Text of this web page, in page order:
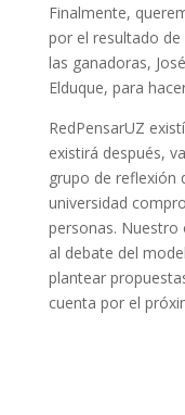
Finalmente,
por el resultado
las ganadoras,
Elduque, para
RedPensarUZ
existirá después,
grupo de reflexión
universidad
personas.
al debate del
plantear
cuenta por el